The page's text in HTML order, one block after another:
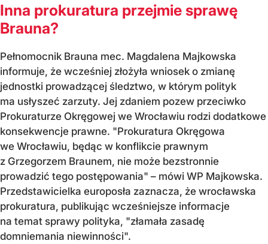
Inna prokuratura przejmie sprawę
Brauna?
Pełnomocnik Brauna mec. Magdalena Majkowska
informuje, że wcześniej złożyła wniosek o zmianę
jednostki prowadzącej śledztwo, w którym polityk
ma usłyszeć zarzuty. Jej zdaniem pozew przeciwko
Prokuraturze Okręgowej we Wrocławiu rodzi dodatkowe
konsekwencje prawne. "Prokuratura Okręgowa
we Wrocławiu, będąc w konflikcie prawnym
z Grzegorzem Braunem, nie może bezstronnie
prowadzić tego postępowania" – mówi WP Majkowska.
Przedstawicielka europosła zaznacza, że wrocławska
prokuratura, publikując wcześniejsze informacje
na temat sprawy polityka, "złamała zasadę
domniemania niewinności".